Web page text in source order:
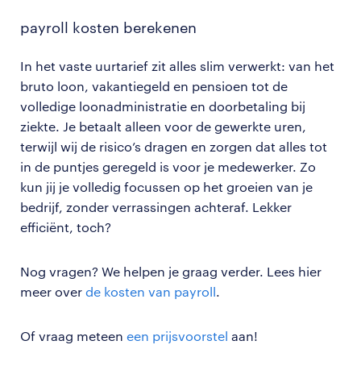
payroll kosten berekenen
In het vaste uurtarief zit alles slim verwerkt: van het
bruto loon, vakantiegeld en pensioen tot de
volledige loonadministratie en doorbetaling bij
ziekte. Je betaalt alleen voor de gewerkte uren,
terwijl wij de risico’s dragen en zorgen dat alles tot
in de puntjes geregeld is voor je medewerker. Zo
kun jij je volledig focussen op het groeien van je
bedrijf, zonder verrassingen achteraf. Lekker
efficiënt, toch?
Nog vragen? We helpen je graag verder. Lees hier
meer over de kosten van payroll.
Of vraag meteen een prijsvoorstel aan!